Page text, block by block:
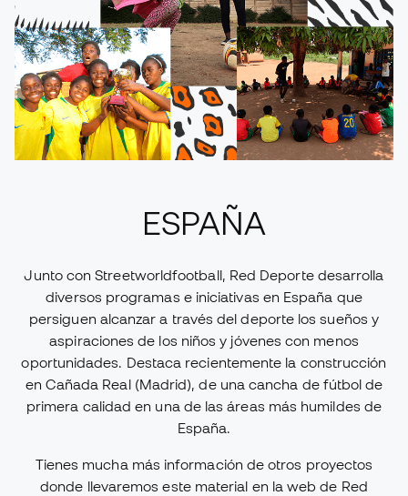
ESPAÑA
Junto con Streetworldfootball, Red Deporte desarrolla
diversos programas e iniciativas en España que
persiguen alcanzar a través del deporte los sueños y
aspiraciones de los niños y jóvenes con menos
oportunidades. Destaca recientemente la construcción
en Cañada Real (Madrid), de una cancha de fútbol de
primera calidad en una de las áreas más humildes de
España.
Tienes mucha más información de otros proyectos
donde llevaremos este material en la web de Red